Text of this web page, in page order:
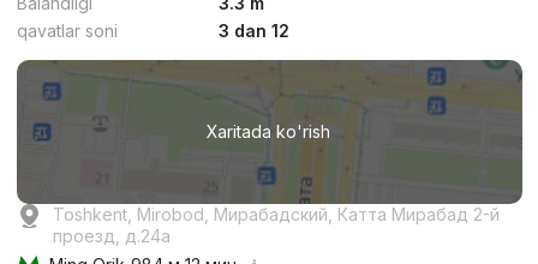
qavatlar soni
3 dan 12
Xaritada ko'rish
Toshkent, Mirobod, Мирабадский, Катта Мирабад 2-й
проезд, д.24a